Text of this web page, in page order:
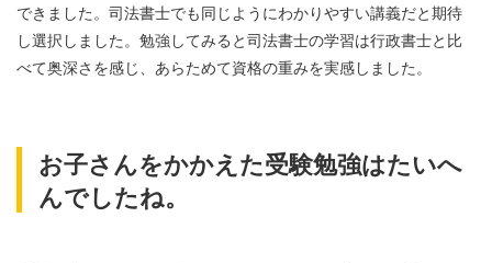
できました。司法書士でも同じようにわかりやすい講義だと期待
し選択しました。勉強してみると司法書士の学習は行政書士と比
べて奥深さを感じ、あらためて資格の重みを実感しました。
お子さんをかかえた受験勉強はたいへ
んでしたね。